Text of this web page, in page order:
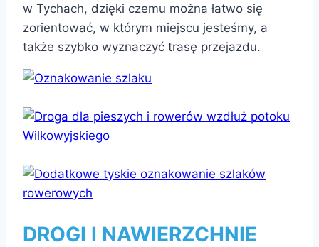
w Tychach, dzięki czemu można łatwo się
zorientować, w którym miejscu jesteśmy, a
także szybko wyznaczyć trasę przejazdu.
DROGI I NAWIERZCHNIE